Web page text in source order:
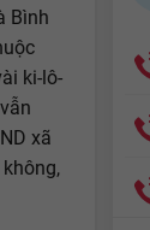
Bình
ki-lô-
xã